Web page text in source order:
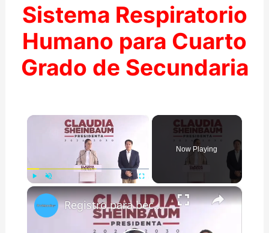
Sistema Respiratorio
Humano para Cuarto
Grado de Secundaria
Now Playing
×
Registro para becas universales será en las escuelas: Sheinbaum